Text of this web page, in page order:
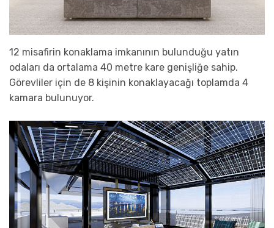
12 misafirin konaklama imkanının bulunduğu yatın
odaları da ortalama 40 metre kare genişliğe sahip.
Görevliler için de 8 kişinin konaklayacağı toplamda 4
kamara bulunuyor.